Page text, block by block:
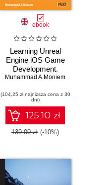
ebook
Learning Unreal
Engine iOS Game
Development.
Explore the
of UE4 and build a
complete Unreal
game with this
accessible and
practical iOS game
Muhammad A.Moniem
(104,25 zł najniższa cena z 30
dni)
125.10 zł
139.00 zł (-10%)